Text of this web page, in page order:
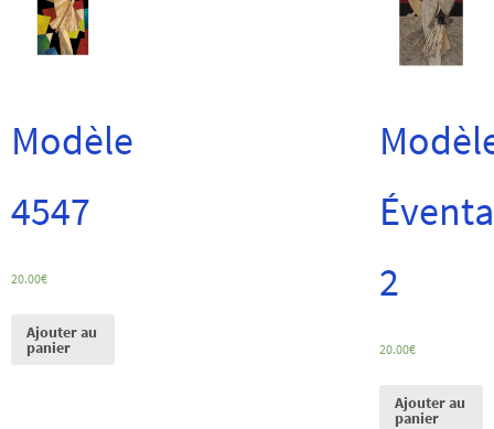
Modèle
4547
20.00€
Ajouter au
panier
2
20.00€
Ajouter au
panier